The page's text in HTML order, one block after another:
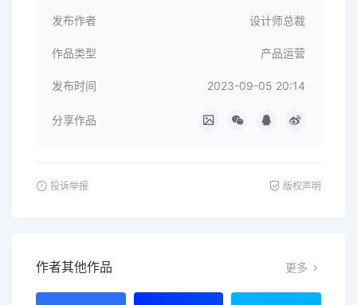
发布作者 设计师总裁
作品类型 产品运营
发布时间 2023-09-05 20:14
分享作品
投诉举报 版权声明
作者其他作品 更多